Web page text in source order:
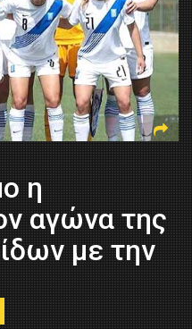
η
αγώνα της
με την